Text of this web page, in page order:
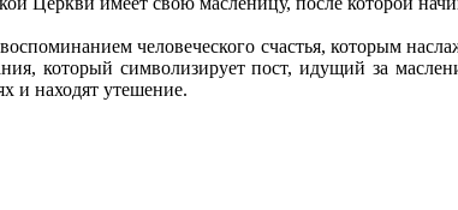
человеческого счастья, которым
который символизирует пост, идущий за
и находят утешение.